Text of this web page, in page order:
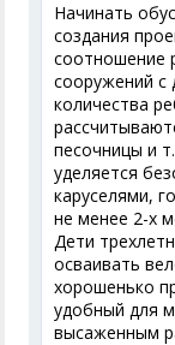
Начинать
создания
соотношение
сооружений с
количества
песочницы и
уделяется
каруселями,
не менее 2-х
Дети
осваивать
хорошенько
удобный для
высаженным